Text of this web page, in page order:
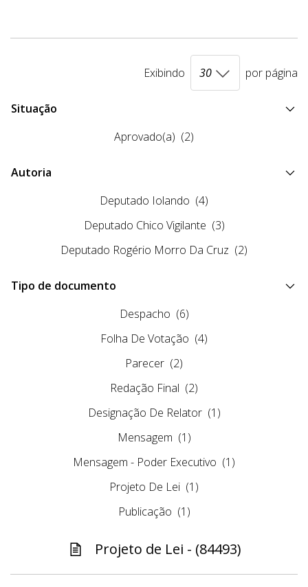
Exibindo por página
Situação
Aprovado(a) (2)
Autoria
Deputado Iolando (4)
Deputado Chico Vigilante (3)
Deputado Rogério Morro Da Cruz (2)
Tipo de documento
Despacho (6)
Folha De Votação (4)
Parecer (2)
Redação Final (2)
Designação De Relator (1)
Mensagem (1)
Mensagem - Poder Executivo (1)
Projeto De Lei (1)
Publicação (1)
Projeto de Lei - (84493)